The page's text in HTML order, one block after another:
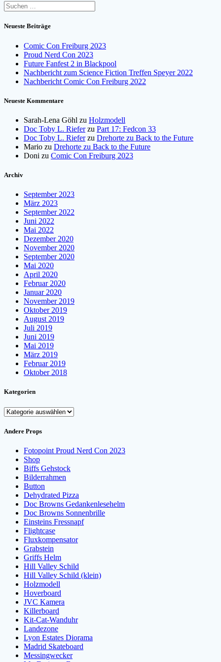
Suchen
nach:
Neueste Beiträge
Comic Con Freiburg 2023
Proud Nerd Con 2023
Future Fanfest 2 in Blackpool
Nachbericht zum Science Fiction Treffen Speyer 2022
Nachbericht Comic Con Freiburg 2022
Neueste Kommentare
Sarah-Lena Göhl zu Holzmodell
Doc Toby L. Rieferzu Part 17: Fedcon 33
Doc Toby L. Rieferzu Drehorte zu Back to the Future
Mario zu Drehorte zu Back to the Future
Doni zu Comic Con Freiburg 2023
Archiv
September 2023
März 2023
September 2022
Juni 2022
Mai 2022
Dezember 2020
November 2020
September 2020
Mai 2020
April 2020
Februar 2020
Januar 2020
November 2019
Oktober 2019
August 2019
Juli 2019
Juni 2019
Mai 2019
März 2019
Februar 2019
Oktober 2018
Kategorien
Kategorien
Andere Props
Fotopoint Proud Nerd Con 2023
Shop
Biffs Gehstock
Bilderrahmen
Button
Dehydrated Pizza
Doc Browns Gedankenlesehelm
Doc Browns Sonnenbrille
Einsteins Fressnapf
Flightcase
Fluxkompensator
Grabstein
Griffs Helm
Hill Valley Schild
Hill Valley Schild (klein)
Holzmodell
Hoverboard
JVC Kamera
Killerboard
Kit-Cat-Wanduhr
Landezone
Lyon Estates Diorama
Madrid Skateboard
Messingwecker